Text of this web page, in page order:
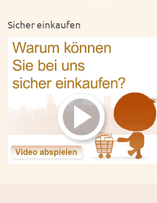
Sicher einkaufen